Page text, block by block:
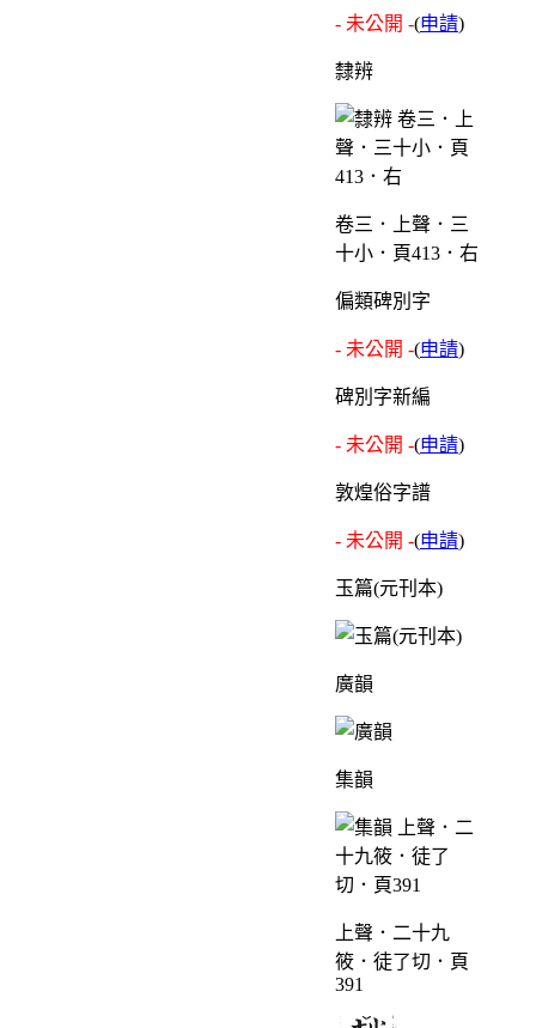
- 未公開 -(申請)
隸辨
卷三．上聲．三
十小．頁413．右
偏類碑別字
- 未公開 -(申請)
碑別字新編
- 未公開 -(申請)
敦煌俗字譜
- 未公開 -(申請)
玉篇(元刊本)
廣韻
集韻
上聲．二十九
筱．徒了切．頁
391